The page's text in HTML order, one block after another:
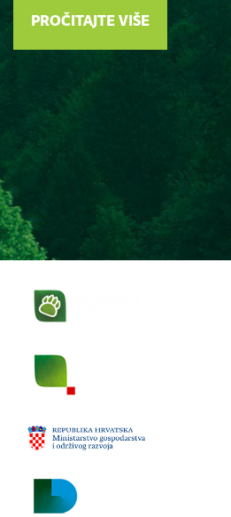
PROČITAJTE VIŠE